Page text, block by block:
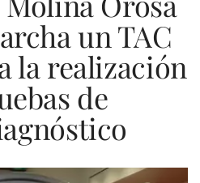
un TAC
la realización
de